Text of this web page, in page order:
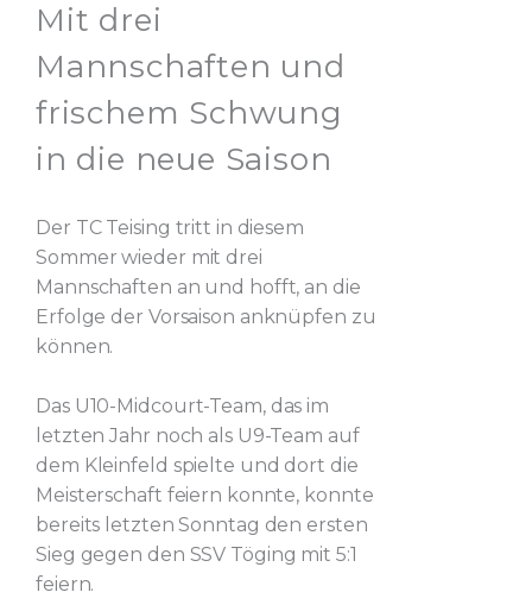
Mit drei
Mannschaften und
frischem Schwung
in die neue Saison
Der TC Teising tritt in diesem
Sommer wieder mit drei
Mannschaften an und hofft, an die
Erfolge der Vorsaison anknüpfen zu
können.
Das U10-Midcourt-Team, das im
letzten Jahr noch als U9-Team auf
dem Kleinfeld spielte und dort die
Meisterschaft feiern konnte, konnte
bereits letzten Sonntag den ersten
Sieg gegen den SSV Töging mit 5:1
feiern.